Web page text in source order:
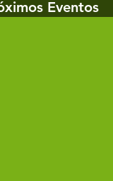
Eventos